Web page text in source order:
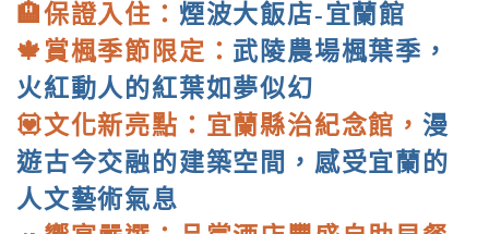
🏨保證入住： 煙波大飯店-宜蘭館
🍁賞楓季節限定： 武陵農場楓葉季，
火紅動人的紅葉如夢似幻
💟文化新亮點：宜蘭縣治紀念館， 漫
遊古今交融的建築空間，感受宜蘭的
人文藝術氣息